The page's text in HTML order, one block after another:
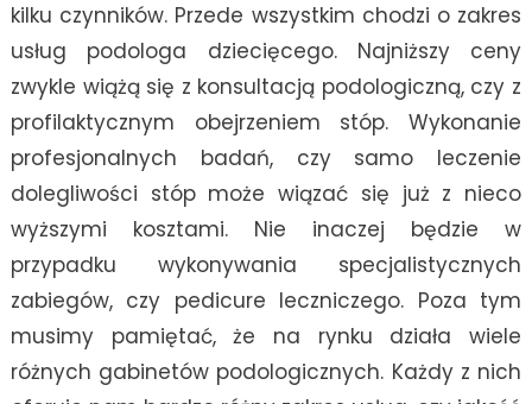
kilku czynników. Przede wszystkim chodzi o zakres
usług podologa dziecięcego. Najniższy ceny
zwykle wiążą się z konsultacją podologiczną, czy z
profilaktycznym obejrzeniem stóp. Wykonanie
profesjonalnych badań, czy samo leczenie
dolegliwości stóp może wiązać się już z nieco
wyższymi kosztami. Nie inaczej będzie w
przypadku wykonywania specjalistycznych
zabiegów, czy pedicure leczniczego. Poza tym
musimy pamiętać, że na rynku działa wiele
różnych gabinetów podologicznych. Każdy z nich